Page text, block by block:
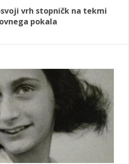
vrh stopničk na tekmi
pokala